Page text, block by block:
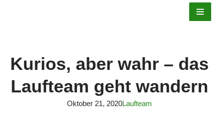
Kurios, aber wahr – das
Laufteam geht wandern
Oktober 21, 2020Laufteam